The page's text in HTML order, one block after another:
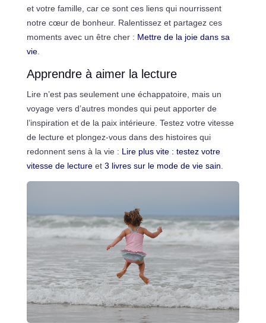
et votre famille, car ce sont ces liens qui nourrissent
notre cœur de bonheur. Ralentissez et partagez ces
moments avec un être cher : Mettre de la joie dans sa
vie.
Apprendre à aimer la lecture
Lire n’est pas seulement une échappatoire, mais un
voyage vers d’autres mondes qui peut apporter de
l’inspiration et de la paix intérieure. Testez votre vitesse
de lecture et plongez-vous dans des histoires qui
redonnent sens à la vie : Lire plus vite : testez votre
vitesse de lectureet 3 livres sur le mode de vie sain